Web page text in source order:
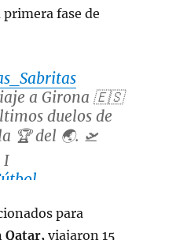
primera fase de
a Girona 🇪🇸
duelos de
🏆 del 🌏. 🛫
I
para
Qatar,viajaron 15